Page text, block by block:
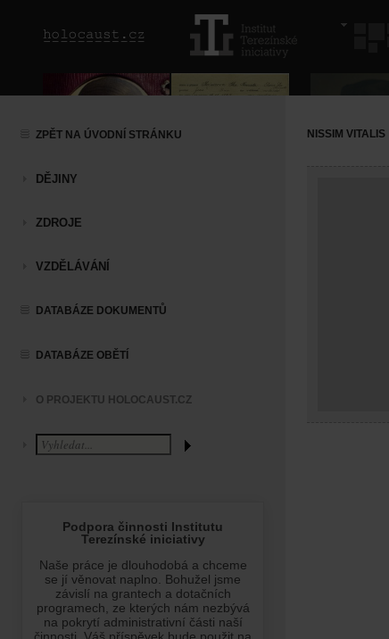
ZPĚT NA ÚVODNÍ STRÁNKU
DĚJINY
ZDROJE
VZDĚLÁVÁNÍ
DATABÁZE DOKUMENTŮ
DATABÁZE OBĚTÍ
O PROJEKTU HOLOCAUST.CZ
NISSIM VITALIS